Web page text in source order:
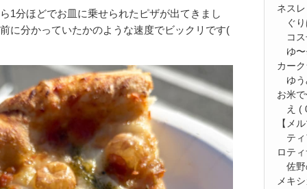
1分ほどでお皿に乗せられたピザが出てきまし
に分かっていたかのような速度でビックリです(
ネス
ぐ
コ
ゆ〜
カー
ゆ
お米
え (
【メ
テ
ロテ
佐
メキ